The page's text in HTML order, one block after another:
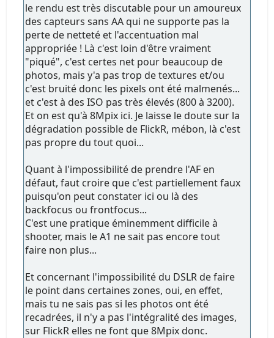
le rendu est très discutable pour un amoureux
des capteurs sans AA qui ne supporte pas la
perte de netteté et l'accentuation mal
appropriée ! Là c'est loin d'être vraiment
"piqué", c'est certes net pour beaucoup de
photos, mais y'a pas trop de textures et/ou
c'est bruité donc les pixels ont été malmenés...
et c'est à des ISO pas très élevés (800 à 3200).
Et on est qu'à 8Mpix ici. Je laisse le doute sur la
dégradation possible de FlickR, mébon, là c'est
pas propre du tout quoi...
Quant à l'impossibilité de prendre l'AF en
défaut, faut croire que c'est partiellement faux
puisqu'on peut constater ici ou là des
backfocus ou frontfocus...
C'est une pratique éminemment difficile à
shooter, mais le A1 ne sait pas encore tout
faire non plus...
Et concernant l'impossibilité du DSLR de faire
le point dans certaines zones, oui, en effet,
mais tu ne sais pas si les photos ont été
recadrées, il n'y a pas l'intégralité des images,
sur FlickR elles ne font que 8Mpix donc.